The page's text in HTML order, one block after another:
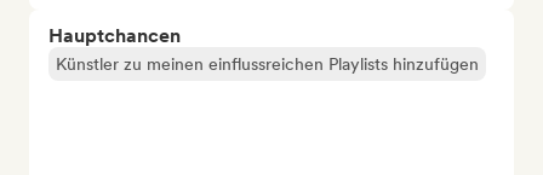
Hauptchancen
Künstler zu meinen einflussreichen Playlists hinzufügen